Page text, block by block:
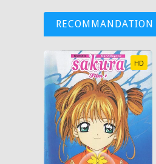
RECOMMANDATION
HD